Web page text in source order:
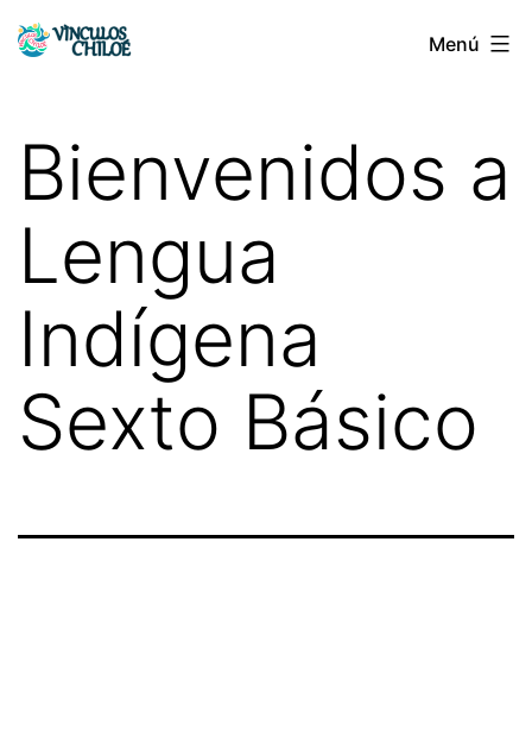
Saltar
Vínculos
Menú
Bienvenidos a
Lengua
Indígena
Sexto Básico